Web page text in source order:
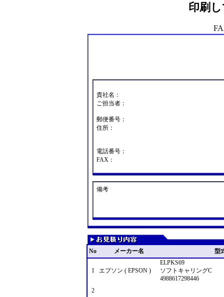
印刷
貴社名：
ご担当者：
郵便番号：
住所：
電話番号：
FAX：
備考
No メーカー名 型
1 エプソン ( EPSON )
ELPKS69
ソフトキャリングC
4988617298446
2